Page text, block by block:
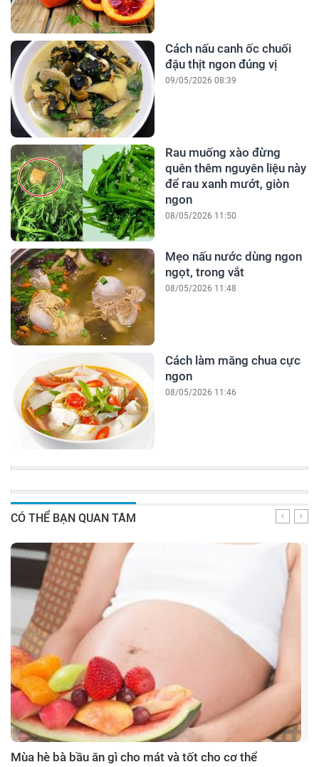
Cách nấu canh ốc chuối
đậu thịt ngon đúng vị
09/05/2026 08:39
Rau muống xào đừng
quên thêm nguyên liệu này
để rau xanh mướt, giòn
ngon
08/05/2026 11:50
Mẹo nấu nước dùng ngon
ngọt, trong vắt
08/05/2026 11:48
Cách làm măng chua cực
ngon
08/05/2026 11:46
CÓ THỂ BẠN QUAN TÂM
Mùa hè bà bầu ăn gì cho mát và tốt cho cơ thể